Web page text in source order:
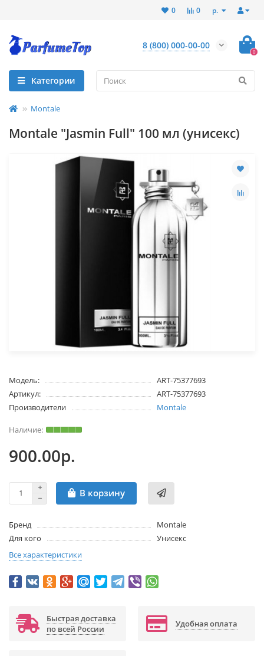
р.
0
0
8 (800) 000-00-00
0
Категории
Montale
Montale "Jasmin Full" 100 мл (унисекс)
Модель:
ART-75377693
Артикул:
ART-75377693
Производители
Montale
900.00р.
В корзину
Бренд
Montale
Для кого
Унисекс
Все характеристики
Быстрая доставка
по всей России
Удобная оплата